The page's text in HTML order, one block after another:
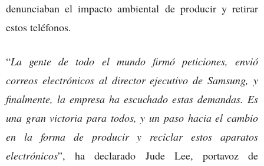
denunciaban el impacto ambiental de producir y retirar
estos teléfonos.
“La gente de todo el mundo firmó peticiones, envió
correos electrónicos al director ejecutivo de Samsung, y
finalmente, la empresa ha escuchado estas demandas. Es
una gran victoria para todos, y un paso hacia el cambio
en la forma de producir y reciclar estos aparatos
electrónicos”, ha declarado Jude Lee, portavoz de